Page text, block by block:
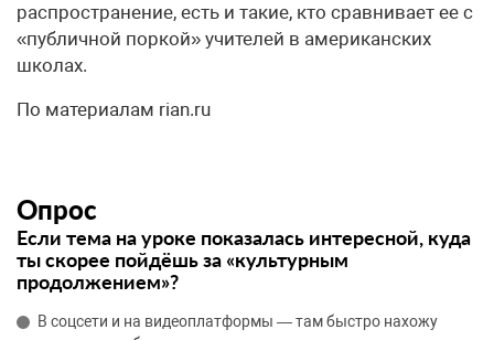
распространение, есть и такие, кто сравнивает ее с
«публичной поркой» учителей в американских
школах.
По материалам rian.ru
Опрос
Если тема на уроке показалась интересной, куда
ты скорее пойдёшь за «культурным
продолжением»?
В соцсети и на видеоплатформы — там быстро нахожу